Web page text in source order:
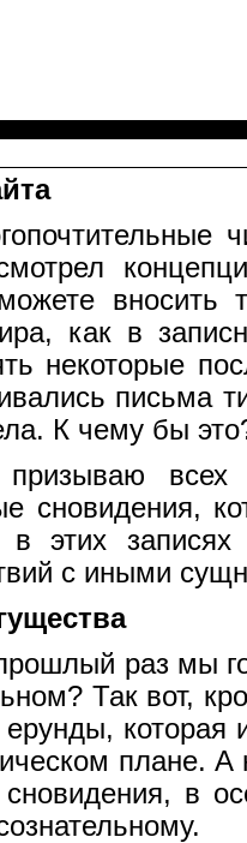
вносить
как в
некоторые
письма
К чему бы
всех
сновидения,
этих записях
с иными
раз мы
Так вот,
ерунды, которая
плане. А
в